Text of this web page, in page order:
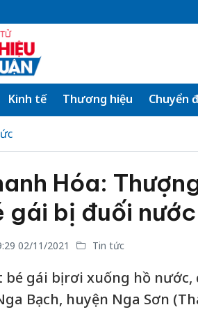
Kinh tế Thương hiệu Chuyển
Hóa:
gái bị đuối nước
02/11/2021 Tin tức
bé gái bị rơi xuống hồ
Bạch, huyện Nga Sơn